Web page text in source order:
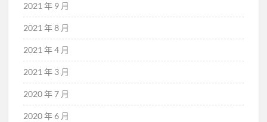
2021 年 9 月
2021 年 8 月
2021 年 4 月
2021 年 3 月
2020 年 7 月
2020 年 6 月